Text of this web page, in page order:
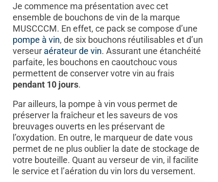
Je commence ma présentation avec cet
ensemble de bouchons de vin de la marque
MUSCCCM. En effet, ce pack se compose d’une
pompe à vin, de six bouchons réutilisables et d’un
verseur aérateur de vin. Assurant une étanchéité
parfaite, les bouchons en caoutchouc vous
permettent de conserver votre vin au frais
pendant 10 jours.
Par ailleurs, la pompe à vin vous permet de
préserver la fraîcheur et les saveurs de vos
breuvages ouverts en les préservant de
l’oxydation. En outre, le marqueur de date vous
permet de ne plus oublier la date de stockage de
votre bouteille. Quant au verseur de vin, il facilite
le service et l’aération du vin lors du versement.